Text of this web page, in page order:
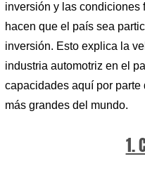
inversión y las condiciones
hacen que el país sea
inversión. Esto explica la
industria automotriz en el
capacidades aquí por
más grandes del mundo.
1.